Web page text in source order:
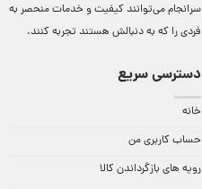
سرانجام می‌توانند کيفيت و خدمات منحصر به
فردی را که به دنبالش هستند تجربه کنند.
دسترسی سریع
خانه
حساب کاربری من
رویه های بازگرداندن کالا